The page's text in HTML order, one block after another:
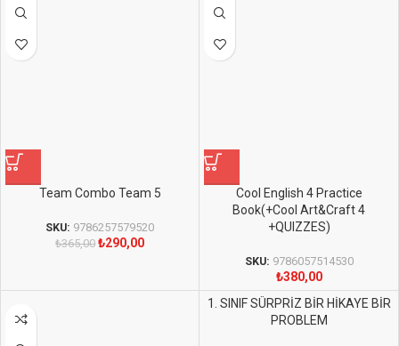
Team Combo Team 5
SKU: 9786257579520
₺365,00 ₺290,00
Cool English 4 Practice
Book(+Cool Art&Craft 4
+QUIZZES)
SKU: 9786057514530
₺380,00
1. SINIF SÜRPRİZ BİR HİKAYE BİR
PROBLEM